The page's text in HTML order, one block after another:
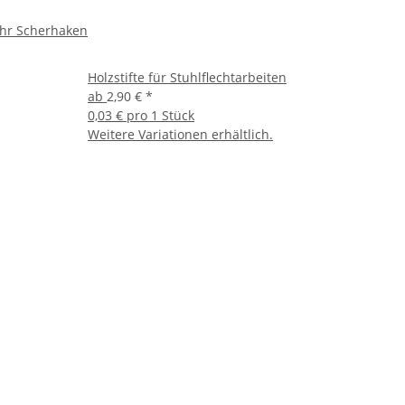
Scherhaken
Holzstifte für Stuhlflechtarbeiten
ab 2,90 € *
0,03 € pro 1 Stück
Weitere Variationen erhältlich.